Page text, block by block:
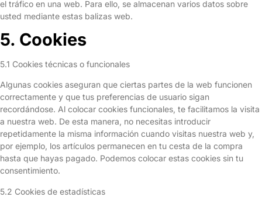
el tráfico en una web. Para ello, se almacenan varios datos sobre
usted mediante estas balizas web.
5. Cookies
5.1 Cookies técnicas o funcionales
Algunas cookies aseguran que ciertas partes de la web funcionen
correctamente y que tus preferencias de usuario sigan
recordándose. Al colocar cookies funcionales, te facilitamos la visita
a nuestra web. De esta manera, no necesitas introducir
repetidamente la misma información cuando visitas nuestra web y,
por ejemplo, los artículos permanecen en tu cesta de la compra
hasta que hayas pagado. Podemos colocar estas cookies sin tu
consentimiento.
5.2 Cookies de estadísticas